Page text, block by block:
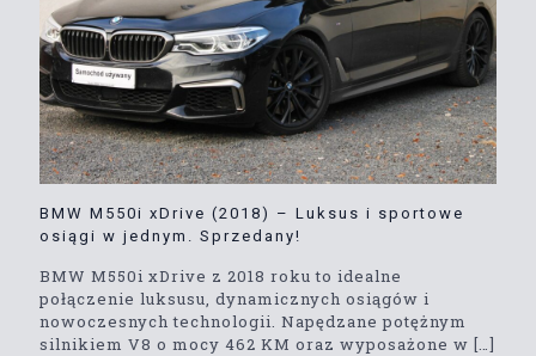
BMW M550i xDrive (2018) – Luksus i sportowe
osiągi w jednym. Sprzedany!
BMW M550i xDrive z 2018 roku to idealne
połączenie luksusu, dynamicznych osiągów i
nowoczesnych technologii. Napędzane potężnym
silnikiem V8 o mocy 462 KM oraz wyposażone w […]